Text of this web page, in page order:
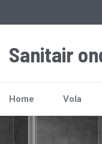
Sanitair
Home Vola